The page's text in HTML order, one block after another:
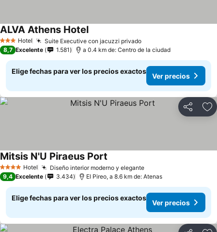
3 Estrellas
Hotel Suite Executive con jacuzzi privado
ALVA Athens Hotel
8,7 Excelente 1.581 a 0.4 km de: Centro de la ciudad
Elige fechas para ver los precios exactos
Ver precios
Compartir
4 EstrellasHotel Diseño interior moderno y elegante
Mitsis N'U Piraeus Port
9,4 Excelente 3.434 El Pireo, a 8.6 km de: Atenas
Elige fechas para ver los precios exactos
Ver precios